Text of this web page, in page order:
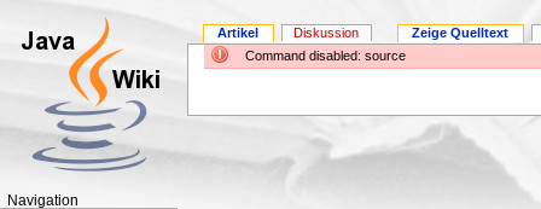
Command disabled: source
Artikel Diskussion Zeige Quelltext
Navigation